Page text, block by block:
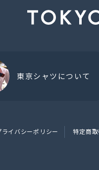
東京シャツについて
ライバシーポリシー 特定商